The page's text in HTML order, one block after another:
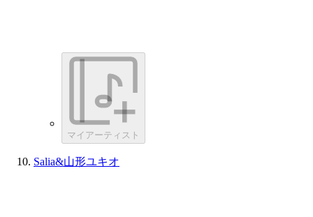
マイアーティスト
Salia&山形ユキオ